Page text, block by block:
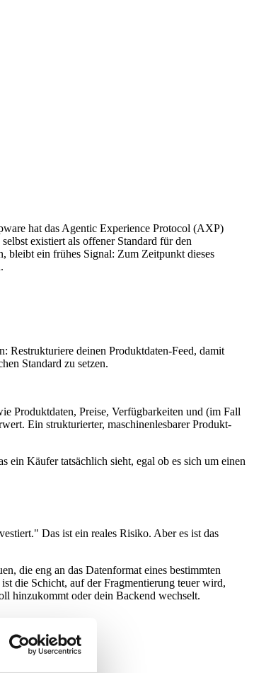
hat das Agentic Experience Protocol (AXP)
existiert als offener Standard für den
bleibt ein frühes Signal: Zum Zeitpunkt dieses
Restrukturiere deinen Produktdaten-Feed, damit
Standard zu setzen.
Produktdaten, Preise, Verfügbarkeiten und (im Fall
Ein strukturierter, maschinenlesbarer Produkt-
ein Käufer tatsächlich sieht, egal ob es sich um einen
Das ist ein reales Risiko. Aber es ist das
die eng an das Datenformat eines bestimmten
die Schicht, auf der Fragmentierung teuer wird,
hinzukommt oder dein Backend wechselt.